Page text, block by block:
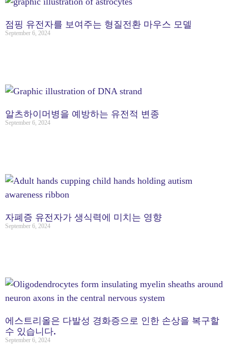
점핑 유전자를 보여주는 형질전환 마우스 모델
September 6, 2024
알츠하이머병을 예방하는 유전적 변종
September 6, 2024
자폐증 유전자가 생식력에 미치는 영향
September 6, 2024
에스트리올은 다발성 경화증으로 인한 손상을 복구할
수 있습니다.
September 6, 2024